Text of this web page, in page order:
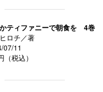
ティファニーで朝食を 4巻
ロチ／著
07/11
（税込）